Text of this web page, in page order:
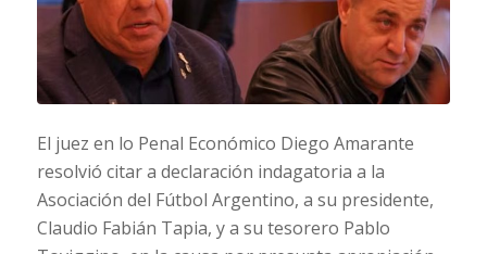
El juez en lo Penal Económico Diego Amarante
resolvió citar a declaración indagatoria a la
Asociación del Fútbol Argentino, a su presidente,
Claudio Fabián Tapia, y a su tesorero Pablo